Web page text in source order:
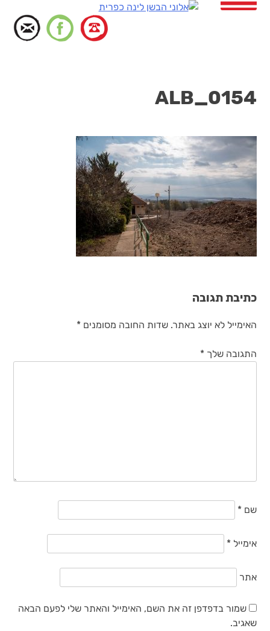
דלג
ALB_0154
כתיבת תגובה
האימייל לא יוצג באתר. שדות החובה מסומנים*
התגובה שלך*
שם*
אימייל*
אתר
שמור בדפדפן זה את השם, האימייל והאתר שלי לפעם הבאה
שאגיב.